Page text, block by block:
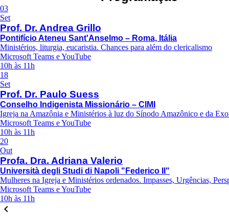
03
Set
Prof. Dr. Andrea Grillo
Pontifício Ateneu Sant'Anselmo – Roma, Itália
Ministérios, liturgia, eucaristia. Chances para além do clericalismo
Microsoft Teams e YouTube
10h às 11h
18
Set
Prof. Dr. Paulo Suess
Conselho Indigenista Missionário – CIMI
Igreja na Amazônia e Ministérios à luz do Sínodo Amazônico e da
Microsoft Teams e YouTube
10h às 11h
20
Out
Profa. Dra. Adriana Valerio
Università degli Studi di Napoli "Federico II"
Mulheres na Igreja e Ministérios ordenados. Impasses, Urgências,
Microsoft Teams e YouTube
10h às 11h
keyboard_arrow_left